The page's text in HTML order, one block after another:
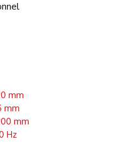
mm
mm
mm
Hz